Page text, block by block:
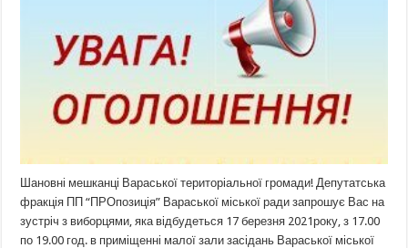
Шановні мешканці Вараської територіальної громади! Депутатська
фракція ПП “ПРОпозиція” Вараської міської ради запрошує Вас на
зустріч з виборцями, яка відбудеться 17 березня 2021року, з 17.00
по 19.00 год. в приміщенні малої зали засідань Вараської міської